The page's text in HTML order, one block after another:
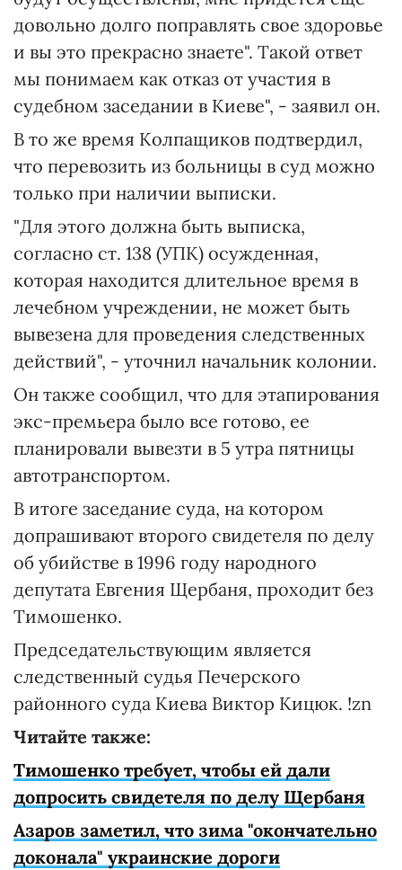
довольно долго поправлять свое здоровье
и вы это прекрасно знаете". Такой ответ
мы понимаем как отказ от участия в
судебном заседании в Киеве", - заявил он.
В то же время Колпащиков подтвердил,
что перевозить из больницы в суд можно
только при наличии выписки.
"Для этого должна быть выписка,
согласно ст. 138 (УПК) осужденная,
которая находится длительное время в
лечебном учреждении, не может быть
вывезена для проведения следственных
действий", - уточнил начальник колонии.
Он также сообщил, что для этапирования
экс-премьера было все готово, ее
планировали вывезти в 5 утра пятницы
автотранспортом.
В итоге заседание суда, на котором
допрашивают второго свидетеля по делу
об убийстве в 1996 году народного
депутата Евгения Щербаня, проходит без
Тимошенко.
Председательствующим является
следственный судья Печерского
районного суда Киева Виктор Кицюк. !zn
Читайте также:
Тимошенко требует, чтобы ей дали
допросить свидетеля по делу Щербаня
Азаров заметил, что зима "окончательно
доконала" украинские дороги